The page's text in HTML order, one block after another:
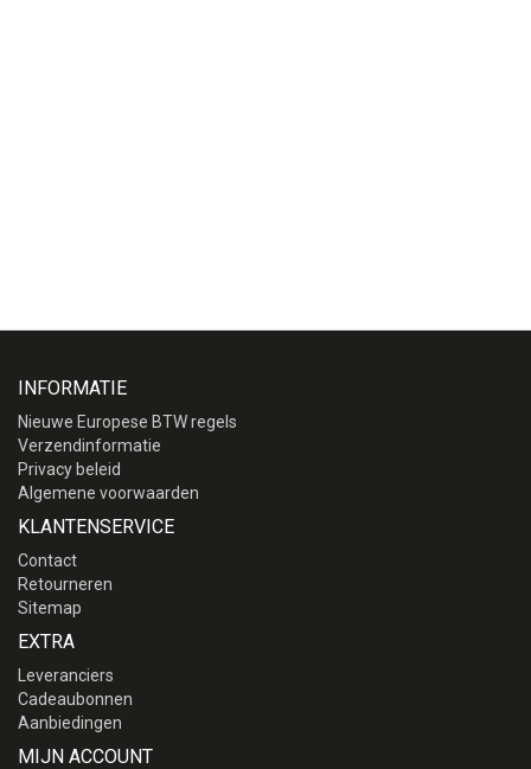
INFORMATIE
Nieuwe Europese BTW regels
Verzendinformatie
Privacy beleid
Algemene voorwaarden
KLANTENSERVICE
Contact
Retourneren
Sitemap
EXTRA
Leveranciers
Cadeaubonnen
Aanbiedingen
MIJN ACCOUNT